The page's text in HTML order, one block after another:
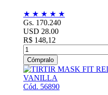
★ ★ ★ ★ ★
Gs. 170.240
USD 28.00
R$ 148,12
Cómpralo
Cód. 56890